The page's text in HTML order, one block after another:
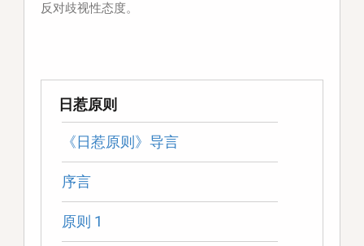
反对歧视性态度。
日惹原则
《日惹原则》导言
序言
原则 1